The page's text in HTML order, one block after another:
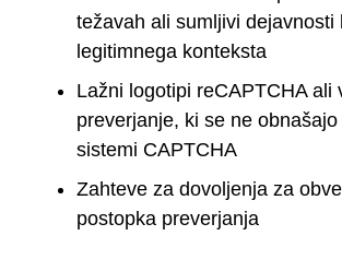
težavah ali sumljivi dejavnosti
legitimnega konteksta
Lažni logotipi reCAPTCHA ali
preverjanje, ki se ne
sistemi CAPTCHA
Zahteve za dovoljenja za
postopka preverjanja